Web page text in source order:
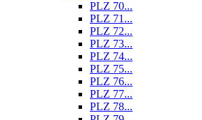
PLZ 70...
PLZ 71...
PLZ 72...
PLZ 73...
PLZ 74...
PLZ 75...
PLZ 76...
PLZ 77...
PLZ 78...